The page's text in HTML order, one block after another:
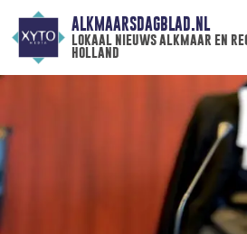
ALKMAARSDAGBLAD.NL
lokaal nieuws alkmaar en
holland